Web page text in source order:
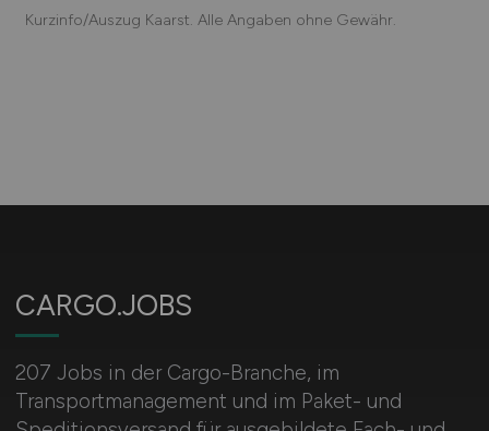
Kurzinfo/Auszug Kaarst. Alle Angaben ohne Gewähr.
CARGO.JOBS
207 Jobs in der Cargo-Branche, im
Transportmanagement und im Paket- und